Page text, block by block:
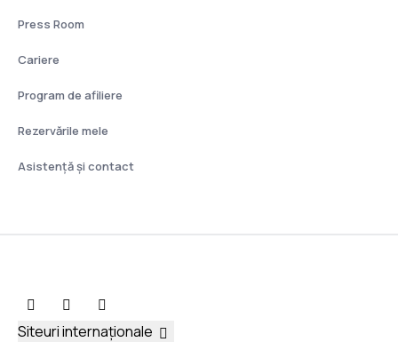
Press Room
Cariere
Program de afiliere
Rezervările mele
Asistenţă şi contact
Siteuri internaționale